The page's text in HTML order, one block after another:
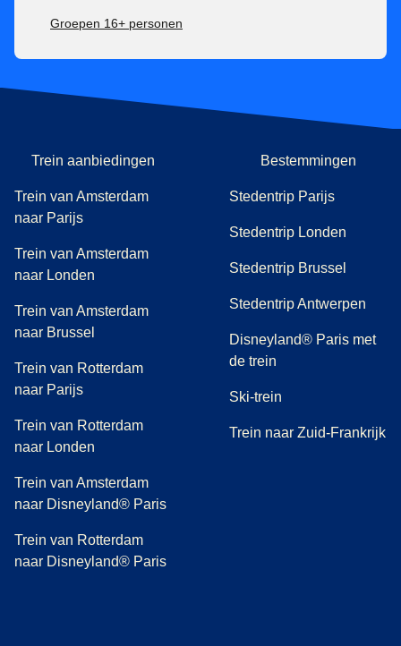
Groepen 16+ personen
Trein aanbiedingen
Trein van Amsterdam
naar Parijs
Trein van Amsterdam
naar Londen
Trein van Amsterdam
naar Brussel
Trein van Rotterdam
naar Parijs
Trein van Rotterdam
naar Londen
Trein van Amsterdam
naar Disneyland® Paris
Trein van Rotterdam
naar Disneyland® Paris
Bestemmingen
Stedentrip Parijs
Stedentrip Londen
Stedentrip Brussel
Stedentrip Antwerpen
Disneyland® Paris met
de trein
Ski-trein
Trein naar Zuid-Frankrijk